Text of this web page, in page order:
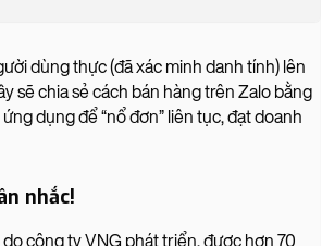
dùng thực (đã xác minh danh tính) lên
sẽ chia sẻ cách bán hàng trên Zalo bằng
dụng để “nổ đơn” liên tục, đạt doanh
nhắc!
công ty VNG phát triển, được hơn 70